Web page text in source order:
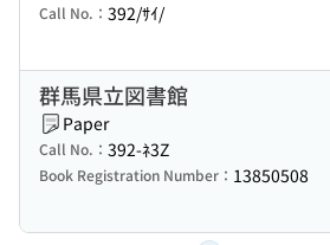
Call No.： 392/ｻｲ/
群馬県立図書館
Paper
Call No.： 392-ﾈ3Z
Book Registration Number： 13850508